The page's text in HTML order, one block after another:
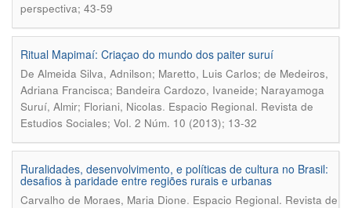
perspectiva; 43-59
Ritual Mapimaí: Criaçao do mundo dos paiter suruí
De Almeida Silva, Adnilson; Maretto, Luis Carlos; de Medeiros,
Adriana Francisca; Bandeira Cardozo, Ivaneide; Narayamoga
Suruí, Almir; Floriani, Nicolas. Espacio Regional. Revista de
Estudios Sociales; Vol. 2 Núm. 10 (2013); 13-32
Ruralidades, desenvolvimento, e políticas de cultura no Brasil:
desafios à paridade entre regiões rurais e urbanas
Carvalho de Moraes, Maria Dione. Espacio Regional. Revista de